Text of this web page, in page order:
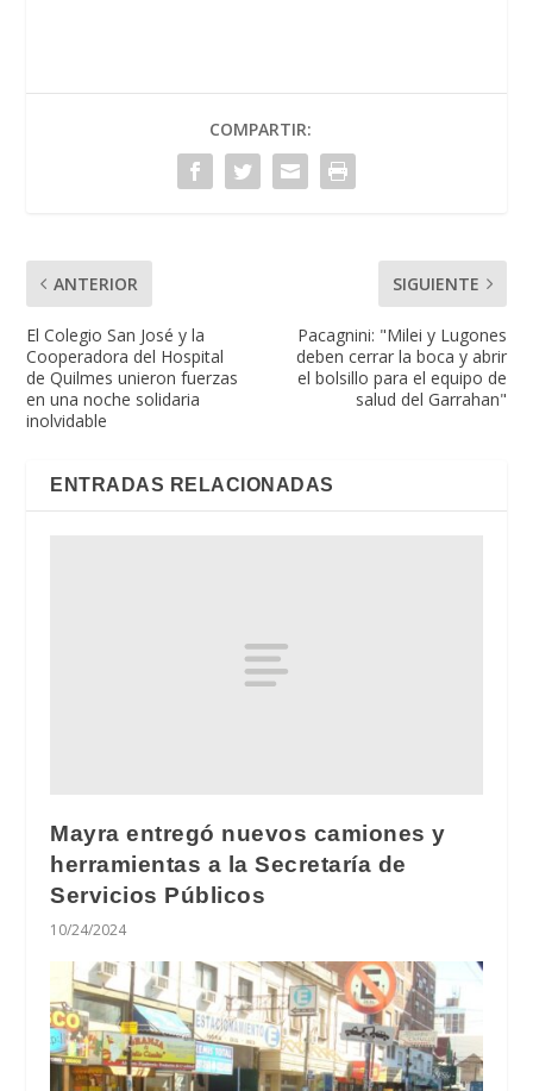
COMPARTIR:
ANTERIOR
El Colegio San José y la
Cooperadora del Hospital
de Quilmes unieron fuerzas
en una noche solidaria
inolvidable
SIGUIENTE
Pacagnini: "Milei y Lugones
deben cerrar la boca y abrir
el bolsillo para el equipo de
salud del Garrahan"
ENTRADAS RELACIONADAS
Mayra entregó nuevos camiones y
herramientas a la Secretaría de
Servicios Públicos
10/24/2024